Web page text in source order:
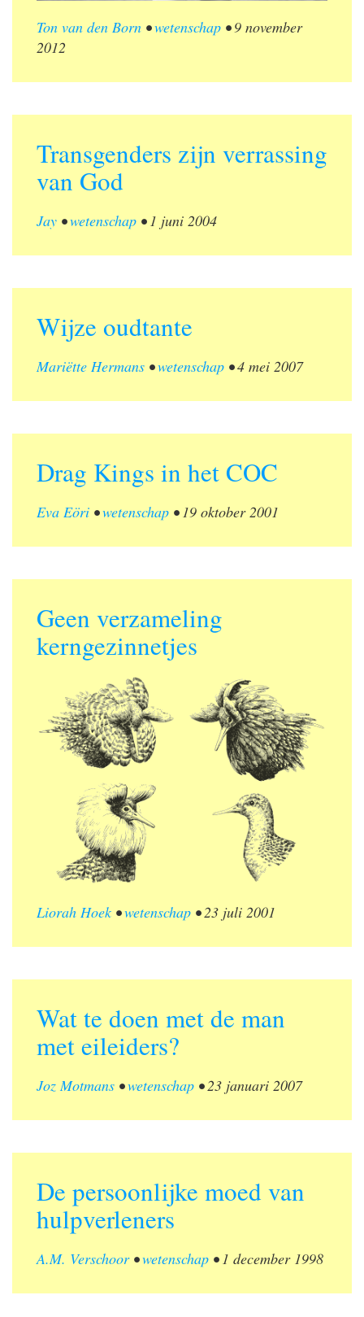
Ton van den Born •wetenschap •9 november
2012
Transgenders zijn verrassing
van God
Jay •wetenschap •1 juni 2004
Wijze oudtante
Mariëtte Hermans •wetenschap •4 mei 2007
Drag Kings in het COC
Eva Eöri •wetenschap •19 oktober 2001
Geen verzameling
kerngezinnetjes
Liorah Hoek•wetenschap •23 juli 2001
Wat te doen met de man
met eileiders?
Joz Motmans •wetenschap •23 januari 2007
De persoonlijke moed van
hulpverleners
A.M. Verschoor•wetenschap • 1 december 1998